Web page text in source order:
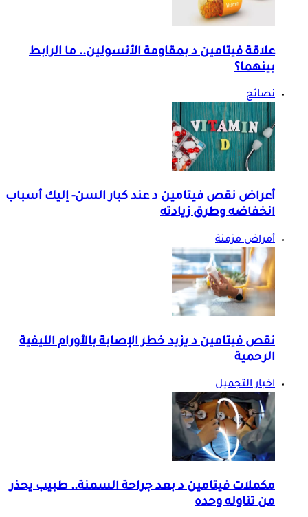
علاقة فيتامين د بمقاومة الأنسولين.. ما الرابط
بينهما؟
نصائح
أعراض نقص فيتامين د عند كبار السن- إليك أسباب
انخفاضه وطرق زيادته
أمراض مزمنة
نقص فيتامين د يزيد خطر الإصابة بالأورام الليفية
الرحمية
اخبار التجميل
مكملات فيتامين د بعد جراحة السمنة.. طبيب يحذر
من تناوله وحده